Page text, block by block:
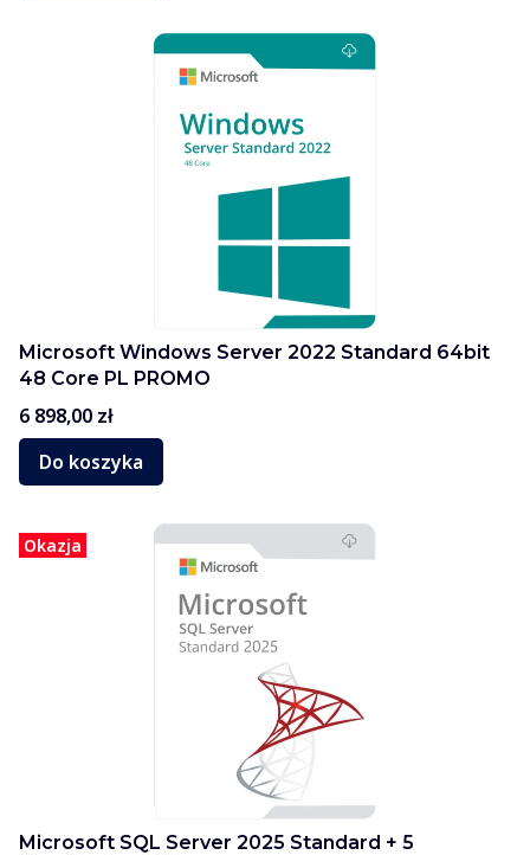
Microsoft Windows Server 2022 Standard 64bit
48 Core PL PROMO
Cena
6 898,00 zł
Do koszyka
Okazja
Microsoft SQL Server 2025 Standard + 5